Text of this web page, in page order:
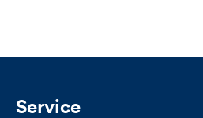
Service